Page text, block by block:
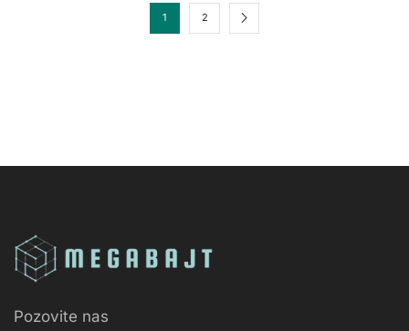
1 2
Pozovite nas